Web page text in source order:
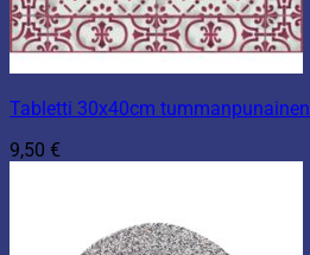
Tabletti 30x40cm tummanpunainen
9,50 €